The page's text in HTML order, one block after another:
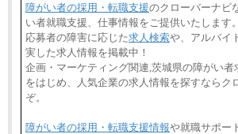
障がい者の採用・転職支援のクローバーナビ
い者就職支援、仕事情報をご提供いたします。
応募者の障害に応じた求人検索や、アルバイ
実した求人情報を掲載中！
企画・マーケティング関連,茨城県の障がい者
をはじめ、人気企業の求人情報を探すならク
ぞ。
障がい者の採用・転職支援情報や就職サポー